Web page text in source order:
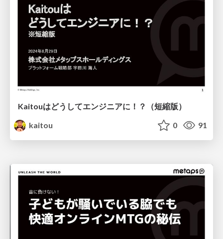
Kaitouはどうしてエンジニアに！？（短縮版）
kaitou
0 91